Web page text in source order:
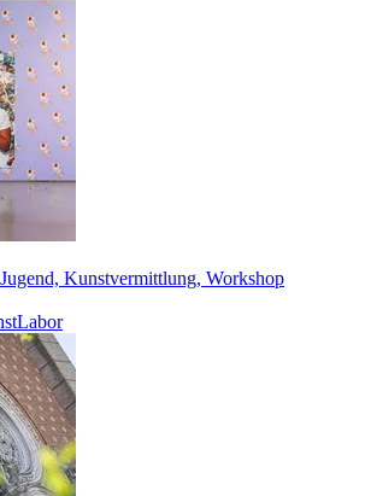
Kunstvermittlung, Workshop